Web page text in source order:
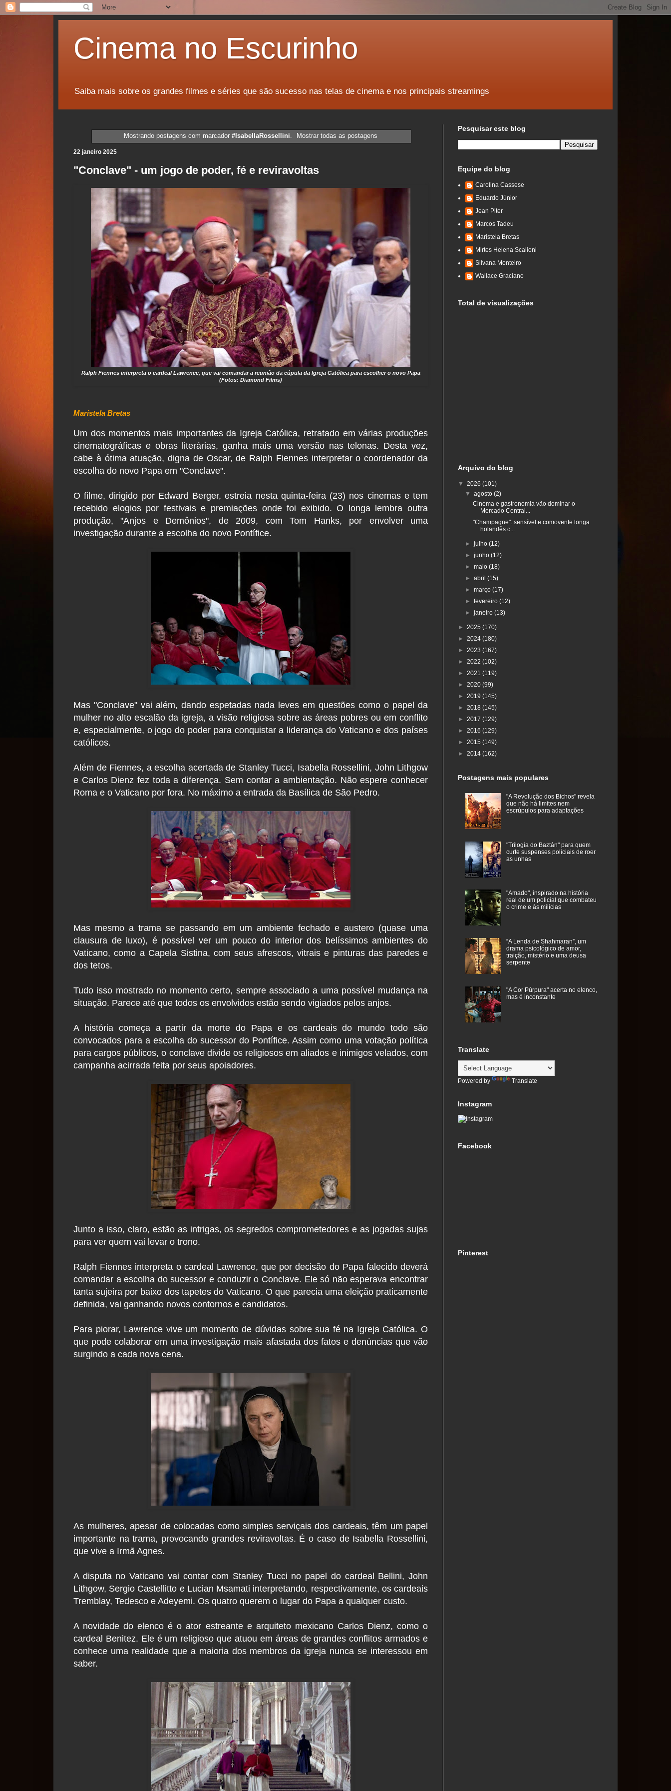
Cinema no Escurinho
Saiba mais sobre os grandes filmes e séries que são sucesso nas telas de cinema e nos principais streamings
Mostrando postagens com marcador #IsabellaRossellini. Mostrar todas as postagens
22 janeiro 2025
"Conclave" - um jogo de poder, fé e reviravoltas
Ralph Fiennes interpreta o cardeal Lawrence, que vai comandar a reunião da cúpula da Igreja Católica para escolher o novo Papa
(Fotos: Diamond Films)
Maristela Bretas
Um dos momentos mais importantes da Igreja Católica, retratado em várias produções
cinematográficas e obras literárias, ganha mais uma versão nas telonas. Desta vez,
cabe à ótima atuação, digna de Oscar, de Ralph Fiennes interpretar o coordenador da
escolha do novo Papa em "Conclave".
O filme, dirigido por Edward Berger, estreia nesta quinta-feira (23) nos cinemas e tem
recebido elogios por festivais e premiações onde foi exibido. O longa lembra outra
produção, "Anjos e Demônios", de 2009, com Tom Hanks, por envolver uma
investigação durante a escolha do novo Pontífice.
Mas "Conclave" vai além, dando espetadas nada leves em questões como o papel da
mulher no alto escalão da igreja, a visão religiosa sobre as áreas pobres ou em conflito
e, especialmente, o jogo do poder para conquistar a liderança do Vaticano e dos países
católicos.
Além de Fiennes, a escolha acertada de Stanley Tucci, Isabella Rossellini, John Lithgow
e Carlos Dienz fez toda a diferença. Sem contar a ambientação. Não espere conhecer
Roma e o Vaticano por fora. No máximo a entrada da Basílica de São Pedro.
Mas mesmo a trama se passando em um ambiente fechado e austero (quase uma
clausura de luxo), é possível ver um pouco do interior dos belíssimos ambientes do
Vaticano, como a Capela Sistina, com seus afrescos, vitrais e pinturas das paredes e
dos tetos.
Tudo isso mostrado no momento certo, sempre associado a uma possível mudança na
situação. Parece até que todos os envolvidos estão sendo vigiados pelos anjos.
A história começa a partir da morte do Papa e os cardeais do mundo todo são
convocados para a escolha do sucessor do Pontífice. Assim como uma votação política
para cargos públicos, o conclave divide os religiosos em aliados e inimigos velados, com
campanha acirrada feita por seus apoiadores.
Junto a isso, claro, estão as intrigas, os segredos comprometedores e as jogadas sujas
para ver quem vai levar o trono.
Ralph Fiennes interpreta o cardeal Lawrence, que por decisão do Papa falecido deverá
comandar a escolha do sucessor e conduzir o Conclave. Ele só não esperava encontrar
tanta sujeira por baixo dos tapetes do Vaticano. O que parecia uma eleição praticamente
definida, vai ganhando novos contornos e candidatos.
Para piorar, Lawrence vive um momento de dúvidas sobre sua fé na Igreja Católica. O
que pode colaborar em uma investigação mais afastada dos fatos e denúncias que vão
surgindo a cada nova cena.
As mulheres, apesar de colocadas como simples serviçais dos cardeais, têm um papel
importante na trama, provocando grandes reviravoltas. É o caso de Isabella Rossellini,
que vive a Irmã Agnes.
A disputa no Vaticano vai contar com Stanley Tucci no papel do cardeal Bellini, John
Lithgow, Sergio Castellitto e Lucian Msamati interpretando, respectivamente, os cardeais
Tremblay, Tedesco e Adeyemi. Os quatro querem o lugar do Papa a qualquer custo.
A novidade do elenco é o ator estreante e arquiteto mexicano Carlos Dienz, como o
cardeal Benitez. Ele é um religioso que atuou em áreas de grandes conflitos armados e
conhece uma realidade que a maioria dos membros da igreja nunca se interessou em
saber.
Pesquisar este blog
Equipe do blog
Carolina Cassese
Eduardo Júnior
Jean Piter
Marcos Tadeu
Maristela Bretas
Mirtes Helena Scalioni
Silvana Monteiro
Wallace Graciano
Total de visualizações
Arquivo do blog
▼ 2026 (101)
▼agosto(2)
Cinema e gastronomia vão dominar o
Mercado Central...
"Champagne": sensível e comovente longa
holandês c...
►julho(12)
►junho(12)
►maio(18)
►abril(15)
►março(17)
►fevereiro(12)
►janeiro(13)
► 2025 (170)
► 2024 (180)
► 2023 (167)
► 2022 (102)
► 2021 (119)
► 2020 (99)
► 2019 (145)
► 2018 (145)
► 2017 (129)
► 2016 (129)
► 2015 (149)
► 2014 (162)
Postagens mais populares
"A Revolução dos Bichos" revela
que não há limites nem
escrúpulos para adaptações
"Trilogia do Baztán" para quem
curte suspenses policiais de roer
as unhas
"Amado", inspirado na história
real de um policial que combateu
o crime e às milícias
“A Lenda de Shahmaran”, um
drama psicológico de amor,
traição, mistério e uma deusa
serpente
"A Cor Púrpura" acerta no elenco,
mas é inconstante
Translate
Powered by Translate
Instagram
Facebook
Pinterest